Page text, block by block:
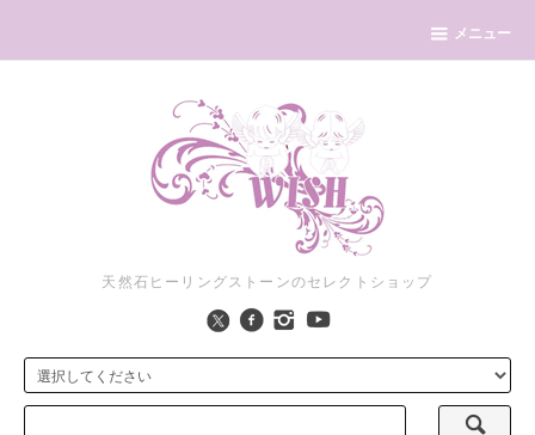
メニュー
天然石ヒーリングストーンのセレクトショップ